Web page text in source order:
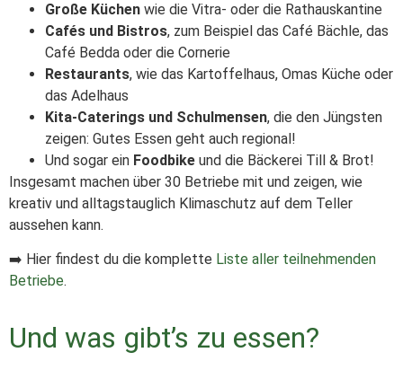
Große Küchen wie die Vitra- oder die Rathauskantine
Cafés und Bistros, zum Beispiel das Café Bächle, das
Café Bedda oder die Cornerie
Restaurants, wie das Kartoffelhaus, Omas Küche oder
das Adelhaus
Kita-Caterings und Schulmensen, die den Jüngsten
zeigen: Gutes Essen geht auch regional!
Und sogar ein Foodbike und die Bäckerei Till & Brot!
Insgesamt machen über 30 Betriebe mit und zeigen, wie
kreativ und alltagstauglich Klimaschutz auf dem Teller
aussehen kann.
➡️ Hier findest du die komplette Liste aller teilnehmenden
Betriebe.
Und was gibt’s zu essen?